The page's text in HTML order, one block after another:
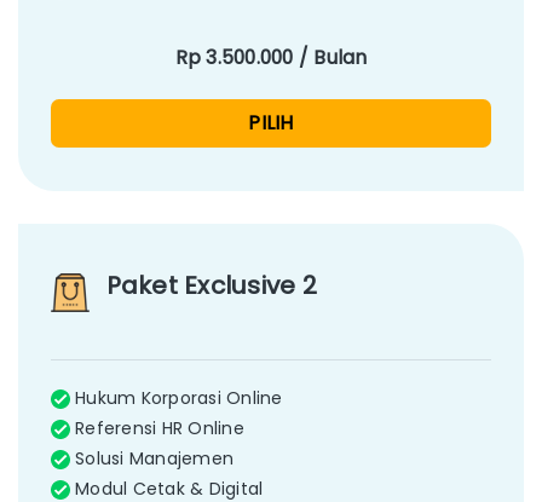
Rp 3.500.000 / Bulan
PILIH
Paket Exclusive 2
Hukum Korporasi Online
Referensi HR Online
Solusi Manajemen
Modul Cetak & Digital